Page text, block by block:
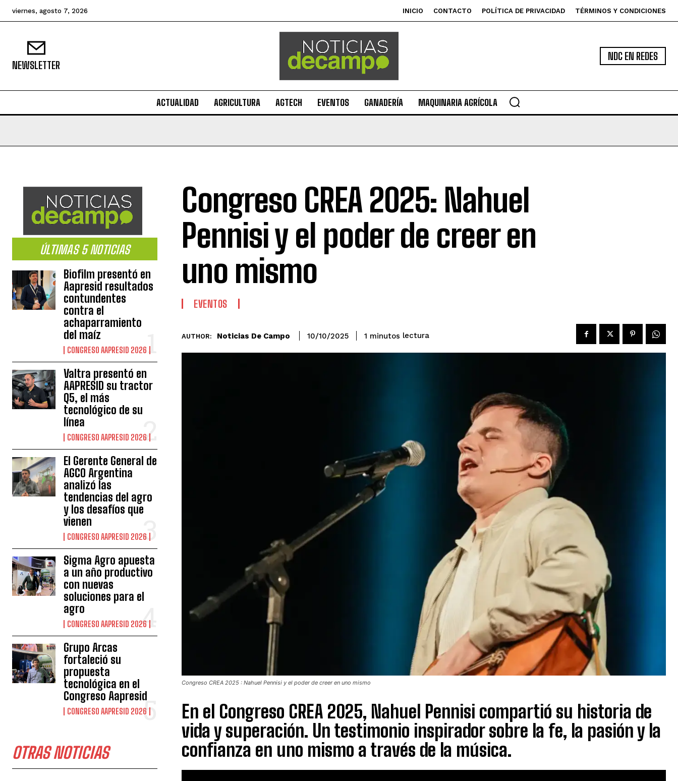
viernes, agosto 7, 2026 INICIO CONTACTO POLÍTICA DE PRIVACIDAD TÉRMINOS Y CONDICIONES
NEWSLETTER
NDC EN REDES
ACTUALIDAD AGRICULTURA AGTECH EVENTOS GANADERÍA MAQUINARIA AGRÍCOLA
ÚLTIMAS 5 NOTICIAS
Biofilm presentó en
Aapresid resultados
contundentes
contra el
achaparramiento
del maíz
CONGRESO AAPRESID 2026
Valtra presentó en
AAPRESID su tractor
Q5, el más
tecnológico de su
línea
CONGRESO AAPRESID 2026
El Gerente General de
AGCO Argentina
analizó las
tendencias del agro
y los desafíos que
vienen
CONGRESO AAPRESID 2026
Sigma Agro apuesta
a un año productivo
con nuevas
soluciones para el
agro
CONGRESO AAPRESID 2026
Grupo Arcas
fortaleció su
propuesta
tecnológica en el
Congreso Aapresid
CONGRESO AAPRESID 2026
OTRAS NOTICIAS
Congreso CREA 2025: Nahuel
Pennisi y el poder de creer en
uno mismo
EVENTOS
AUTHOR: Noticias De Campo 10/10/2025 1 minutos lectura
Congreso CREA 2025 : Nahuel Pennisi y el poder de creer en uno mismo
En el Congreso CREA 2025, Nahuel Pennisi compartió su historia de
vida y superación. Un testimonio inspirador sobre la fe, la pasión y la
confianza en uno mismo a través de la música.